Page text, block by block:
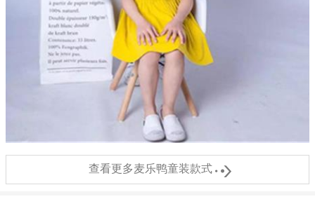
查看更多麦乐鸭童装款式